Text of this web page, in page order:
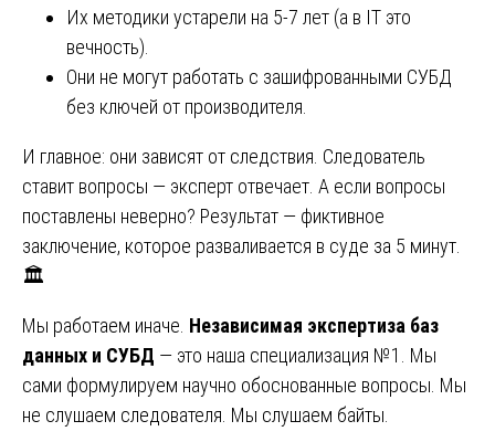
Их методики устарели на 5-7 лет (а в IT это
вечность).
Они не могут работать с зашифрованными СУБД
без ключей от производителя.
И главное: они зависят от следствия. Следователь
ставит вопросы — эксперт отвечает. А если вопросы
поставлены неверно? Результат — фиктивное
заключение, которое разваливается в суде за 5 минут.
🏛️
Мы работаем иначе. Независимая экспертиза баз
данных и СУБД — это наша специализация №1. Мы
сами формулируем научно обоснованные вопросы. Мы
не слушаем следователя. Мы слушаем байты.